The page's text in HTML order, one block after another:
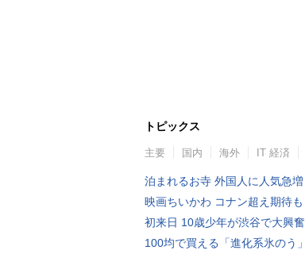
トピックス
主要 国内 海外 IT 経済
泊まれるお寺 外国人に人気急増
映画ちいかわ コナン超え期待も
初来日 10歳少年が渋谷で大興奮
100均で買える「進化系氷のう」